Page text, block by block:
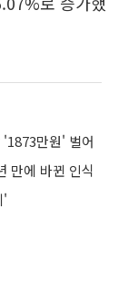
만원' 벌어
만에 바뀐 인식
'